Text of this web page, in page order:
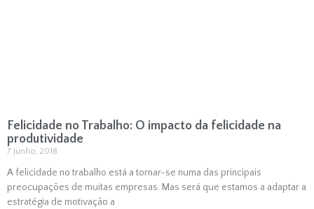
Felicidade no Trabalho: O impacto da felicidade na
produtividade
7 Junho, 2018
A felicidade no trabalho está a tornar-se numa das principais
preocupações de muitas empresas. Mas será que estamos a adaptar a
estratégia de motivação a